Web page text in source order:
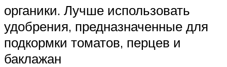
органики. Лучше использовать
удобрения, предназначенные для
подкормки томатов, перцев и
баклажан